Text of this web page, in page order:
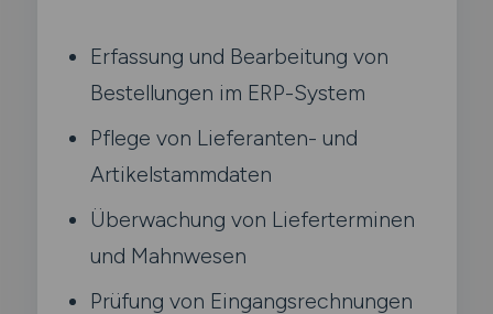
Erfassung und Bearbeitung von
Bestellungen im ERP-System
Pflege von Lieferanten- und
Artikelstammdaten
Überwachung von Lieferterminen
und Mahnwesen
Prüfung von Eingangsrechnungen